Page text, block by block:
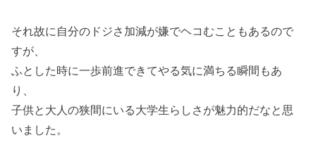
それ故に自分のドジさ加減が嫌でヘコむこともあるので
すが、
ふとした時に一歩前進できてやる気に満ちる瞬間もあ
り、
子供と大人の狭間にいる大学生らしさが魅力的だなと思
いました。